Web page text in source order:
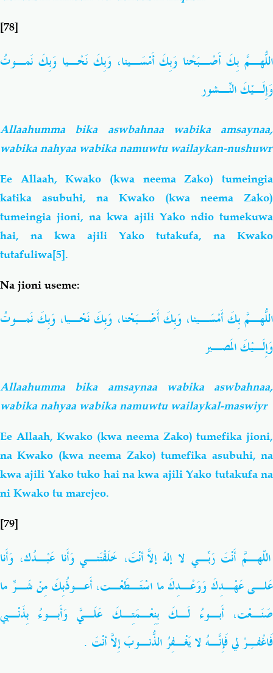
[78]
اللّهُـمَّ بِكَ أَصْـبَحْنا وَبِكَ أَمْسَـينا، وَبِكَ نَحْـيا وَبِكَ نَمـوتُ
وَإِلَـيْكَ النِّـشور
Allaahumma bika aswbahnaa wabika amsaynaa,
wabika nahyaa wabika namuwtu wailaykan-nushuwr
Ee Allaah, Kwako (kwa neema Zako) tumeingia
katika asubuhi, na Kwako (kwa neema Zako)
tumeingia jioni, na kwa ajili Yako ndio tumekuwa
hai, na kwa ajili Yako tutakufa, na Kwako
tutafuliwa[5].
Na jioni useme:
اللّهُـمَّ بِكَ أَمْسَـينا، وَبِكَ أَصْـبَحْنا، وَبِكَ نَحْـيا، وَبِكَ نَمـوتُ
وَإِلَـيْكَ المَصـير
Allaahumma bika amsaynaa wabika aswbahnaa,
wabika nahyaa wabika namuwtu wailaykal-maswiyr
Ee Allaah, Kwako (kwa neema Zako) tumefika jioni,
na Kwako (kwa neema Zako) tumefika asubuhi, na
kwa ajili Yako tuko hai na kwa ajili Yako tutakufa na
ni Kwako tu marejeo.
[79]
اللّهـمَّ أَنْتَ رَبِّـي لا إلهَ إلاّ أَنْتَ، خَلَقْتَنـي وَأَنا عَبْـدُك، وَأَنا
عَلـى عَهْـدِكَ وَوَعْـدِكَ ما اسْتَـطَعْـت، أَعـوذُبِكَ مِنْ شَـرِّ ما
صَنَـعْت، أَبـوءُ لَـكَ بِنِعْـمَتِـكَ عَلَـيَّ وَأَبـوءُ بِذَنْـبي
فَاغْفـِرْ لي فَإِنَّـهُ لا يَغْـفِرُ الذُّنـوبَ إِلاّ أَنْتَ .